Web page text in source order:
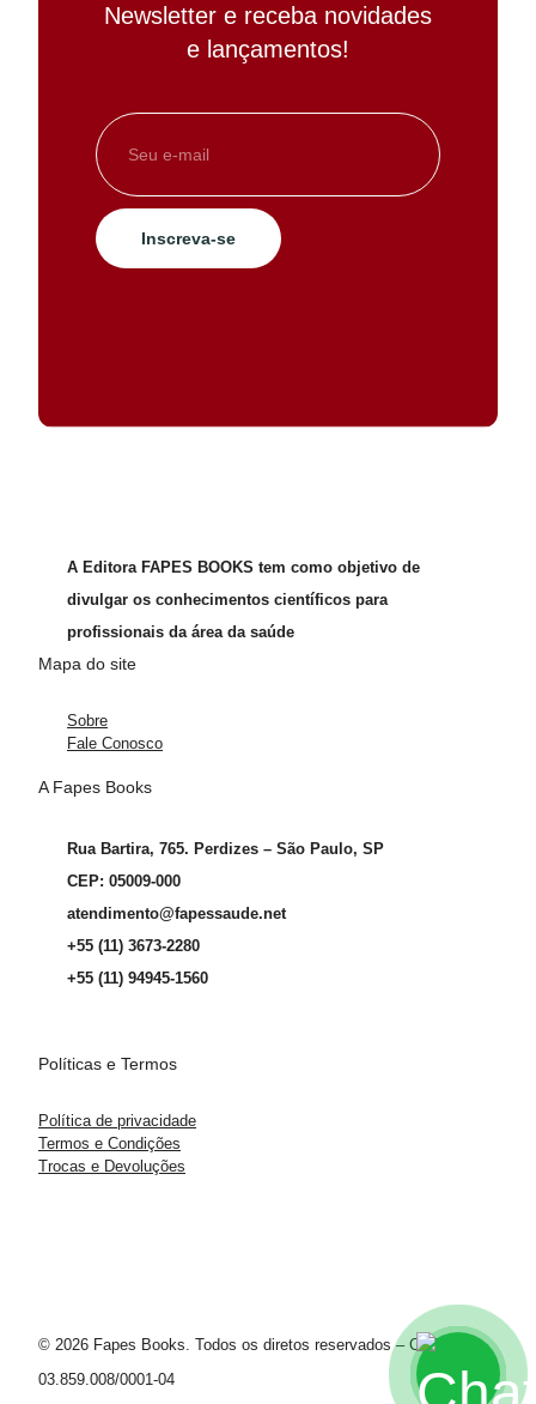
Newsletter e receba novidades
e lançamentos!
Inscreva-se
A Editora FAPES BOOKS tem como objetivo de
divulgar os conhecimentos científicos para
profissionais da área da saúde
Mapa do site
Sobre
Fale Conosco
A Fapes Books
Rua Bartira, 765. Perdizes – São Paulo, SP
CEP: 05009-000
atendimento@fapessaude.net
+55 (11) 3673-2280
+55 (11) 94945-1560
Políticas e Termos
Política de privacidade
Termos e Condições
Trocas e Devoluções
© 2026 Fapes Books. Todos os diretos reservados – CNPJ
03.859.008/0001-04